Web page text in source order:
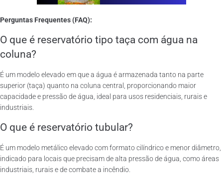
Perguntas Frequentes (FAQ):
O que é reservatório tipo taça com água na
coluna?
É um modelo elevado em que a água é armazenada tanto na parte
superior (taça) quanto na coluna central, proporcionando maior
capacidade e pressão de água, ideal para usos residenciais, rurais e
industriais.
O que é reservatório tubular?
É um modelo metálico elevado com formato cilíndrico e menor diâmetro,
indicado para locais que precisam de alta pressão de água, como áreas
industriais, rurais e de combate a incêndio.